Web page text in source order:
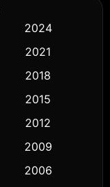
(50)
(433)
(511)
2024
2021
2018
2015
2012
2009
2006